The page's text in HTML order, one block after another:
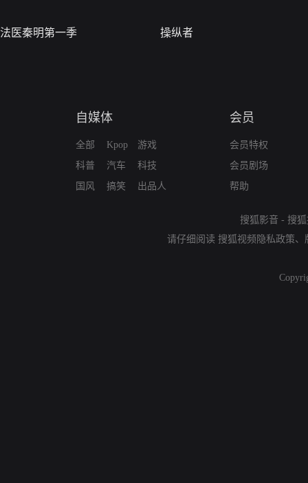
法医秦明第一季 操纵者
自媒体
全部
科普
国风
Kpop
汽车
搞笑
游戏
科技
出品人
会员
会员特权
会员剧场
帮助
搜狐影音 - 搜
请仔细阅读 搜狐视频隐私政策、